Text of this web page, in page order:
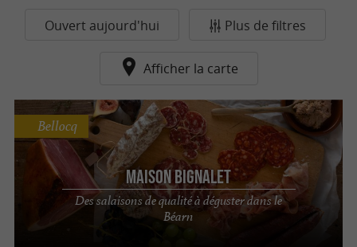
Ouvert aujourd'hui Plus de filtres
Afficher la carte
Maison Bignalet
Des salaisons de qualité à déguster dans le
Béarn
Bellocq